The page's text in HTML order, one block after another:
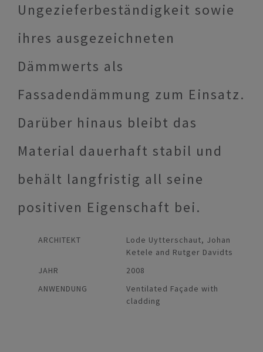
Ungezieferbeständigkeit sowie
ihres ausgezeichneten
Dämmwerts als
Fassadendämmung zum Einsatz.
Darüber hinaus bleibt das
Material dauerhaft stabil und
behält langfristig all seine
positiven Eigenschaft bei.
ARCHITEKT
Lode Uytterschaut, Johan
Ketele and Rutger Davidts
JAHR
2008
ANWENDUNG
Ventilated Façade with
cladding